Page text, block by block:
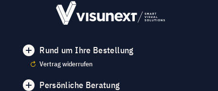
Rund um Ihre Bestellung
Vertrag widerrufen
Persönliche Beratung